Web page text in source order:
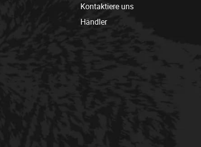
Kontaktiere uns
Händler